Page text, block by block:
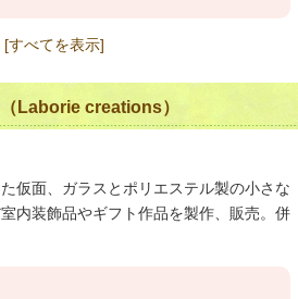
[すべてを表示]
Laborie creations）
仮面、ガラスとポリエステル製の小さな
内装飾品やギフト作品を製作、販売。併